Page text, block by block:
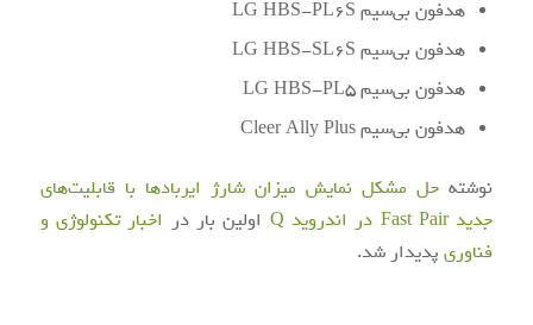
هدفون بی‌سیم LG HBS-PL6S
هدفون بی‌سیم LG HBS-SL6S
هدفون بی‌سیم LG HBS-PL5
هدفون بی‌سیم Cleer Ally Plus
نوشته حل مشکل نمایش میزان شارژ ایربادها با قابلیت‌های
جدید Fast Pair در اندروید Q
اولین بار در اخبار تکنولوژی و
فناوریپدیدار شد.